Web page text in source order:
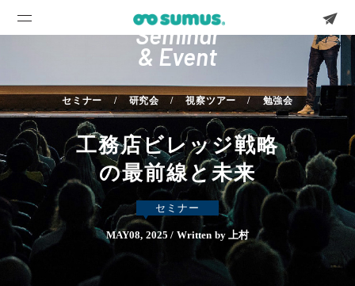
Seminar
& Event
セミナー 研究会 視察ツアー 勉強会
工務店ビレッジ戦略
の最前線と未来
セミナー
MAY08, 2025 / Written by 上村